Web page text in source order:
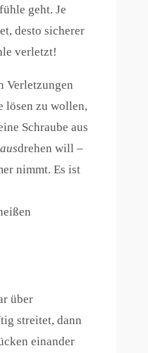
geht. Je
desto sicherer
verletzt!
Verletzungen
lösen zu wollen,
Schraube aus
drehen will –
nimmt. Es ist
über
streitet, dann
einander